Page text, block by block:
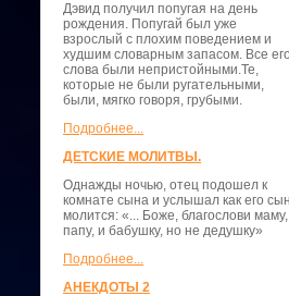
Дэвид получил попугая на день
рождения. Попугай был уже
взрослый с плохим поведением и
худшим словарным запасом. Все его
слова были непристойными.Те,
которые не были ругательными,
были, мягко говоря, грубыми.
Подробнее...
ДЕТСКИЕ МОЛИТВЫ.
Однажды ночью, отец подошел к
комнате сына и услышал как его сын
молится: «... Боже, благослови маму,
папу, и бабушку, но не дедушку»
Подробнее...
АНЕКДОТЫ 2